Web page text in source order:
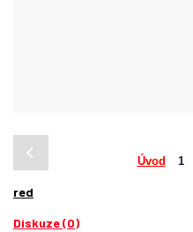
Úvod 1
red
Diskuze (0)